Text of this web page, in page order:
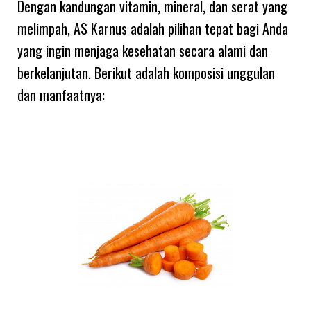
Dengan kandungan vitamin, mineral, dan serat yang
melimpah, AS Karnus adalah pilihan tepat bagi Anda
yang ingin menjaga kesehatan secara alami dan
berkelanjutan. Berikut adalah komposisi unggulan
dan manfaatnya: